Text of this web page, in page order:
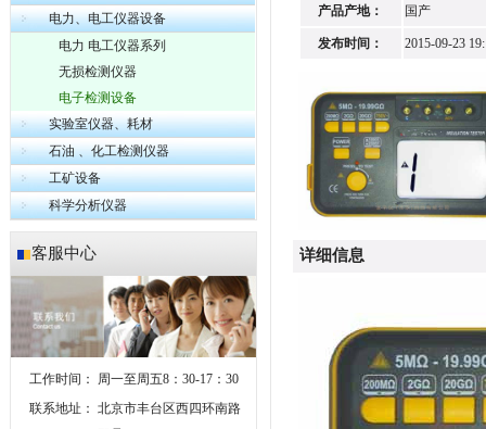
电力、电工仪器设备
电力 电工仪器系列
无损检测仪器
电子检测设备
实验室仪器、耗材
石油 、化工检测仪器
工矿设备
科学分析仪器
客服中心
工作时间：
周一至周五8：30-17：30
联系地址：
北京市丰台区西四环南路
产品产地： 国产
发布时间： 2015-09-23
详细信息